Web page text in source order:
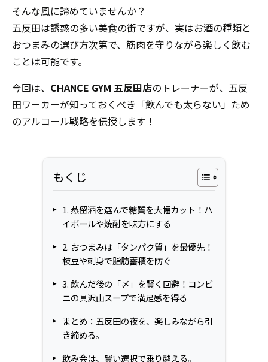
そんな風に諦めていませんか？
五反田は誘惑の多い美食の街ですが、実はお酒の種類と
おつまみの選び方次第で、筋肉を守りながら楽しく飲む
ことは可能です。
今回は、 CHANCE GYM 五反田店のトレーナーが、五反
田ワーカーが知っておくべき「飲んでも太らない」ため
のアルコール戦略を伝授します！
もくじ
1. 蒸留酒を選んで糖質を大幅カット！ハ
イボールや焼酎を味方にする
2. おつまみは「タンパク質」を最優先！
枝豆や刺身で脂肪蓄積を防ぐ
3. 飲んだ後の「〆」を賢く回避！コンビ
ニの具沢山スープで満足感を得る
まとめ：五反田の夜を、楽しみながら引
き締める。
飲み会は、賢い選択で乗り越える。